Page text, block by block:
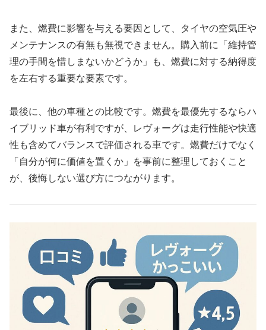
また、燃費に影響を与える要因として、タイヤの空気圧や
メンテナンスの有無も無視できません。購入前に「維持管
理の手間を惜しまないかどうか」も、燃費に対する納得度
を左右する重要な要素です。
最後に、他の車種との比較です。燃費を最優先するならハ
イブリッド車が有利ですが、レヴォーグは走行性能や快適
性も含めてバランスで評価される車です。燃費だけでなく
「自分が何に価値を置くか」を事前に整理しておくこと
が、後悔しない選び方につながります。